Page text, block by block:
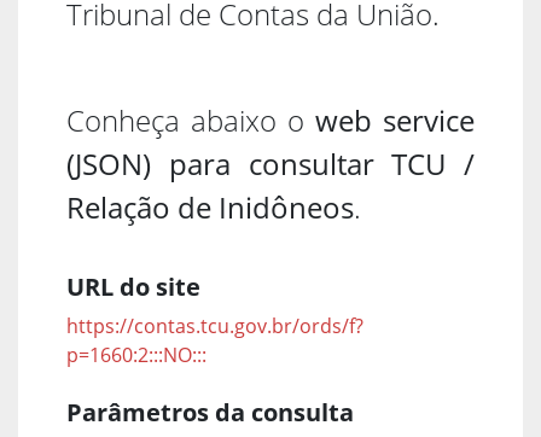
Tribunal de Contas da União.
Conheça abaixo o web service
(JSON) para consultar TCU /
Relação de Inidôneos.
URL do site
https://contas.tcu.gov.br/ords/f?
p=1660:2:::NO:::
Parâmetros da consulta